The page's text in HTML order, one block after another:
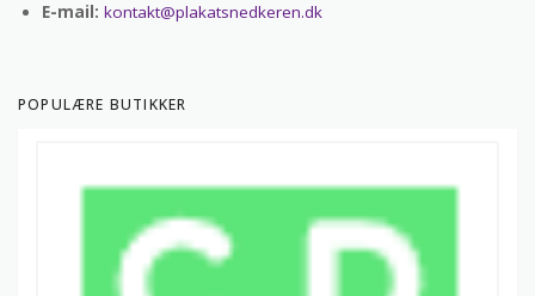
E-mail: kontakt@plakatsnedkeren.dk
POPULÆRE BUTIKKER